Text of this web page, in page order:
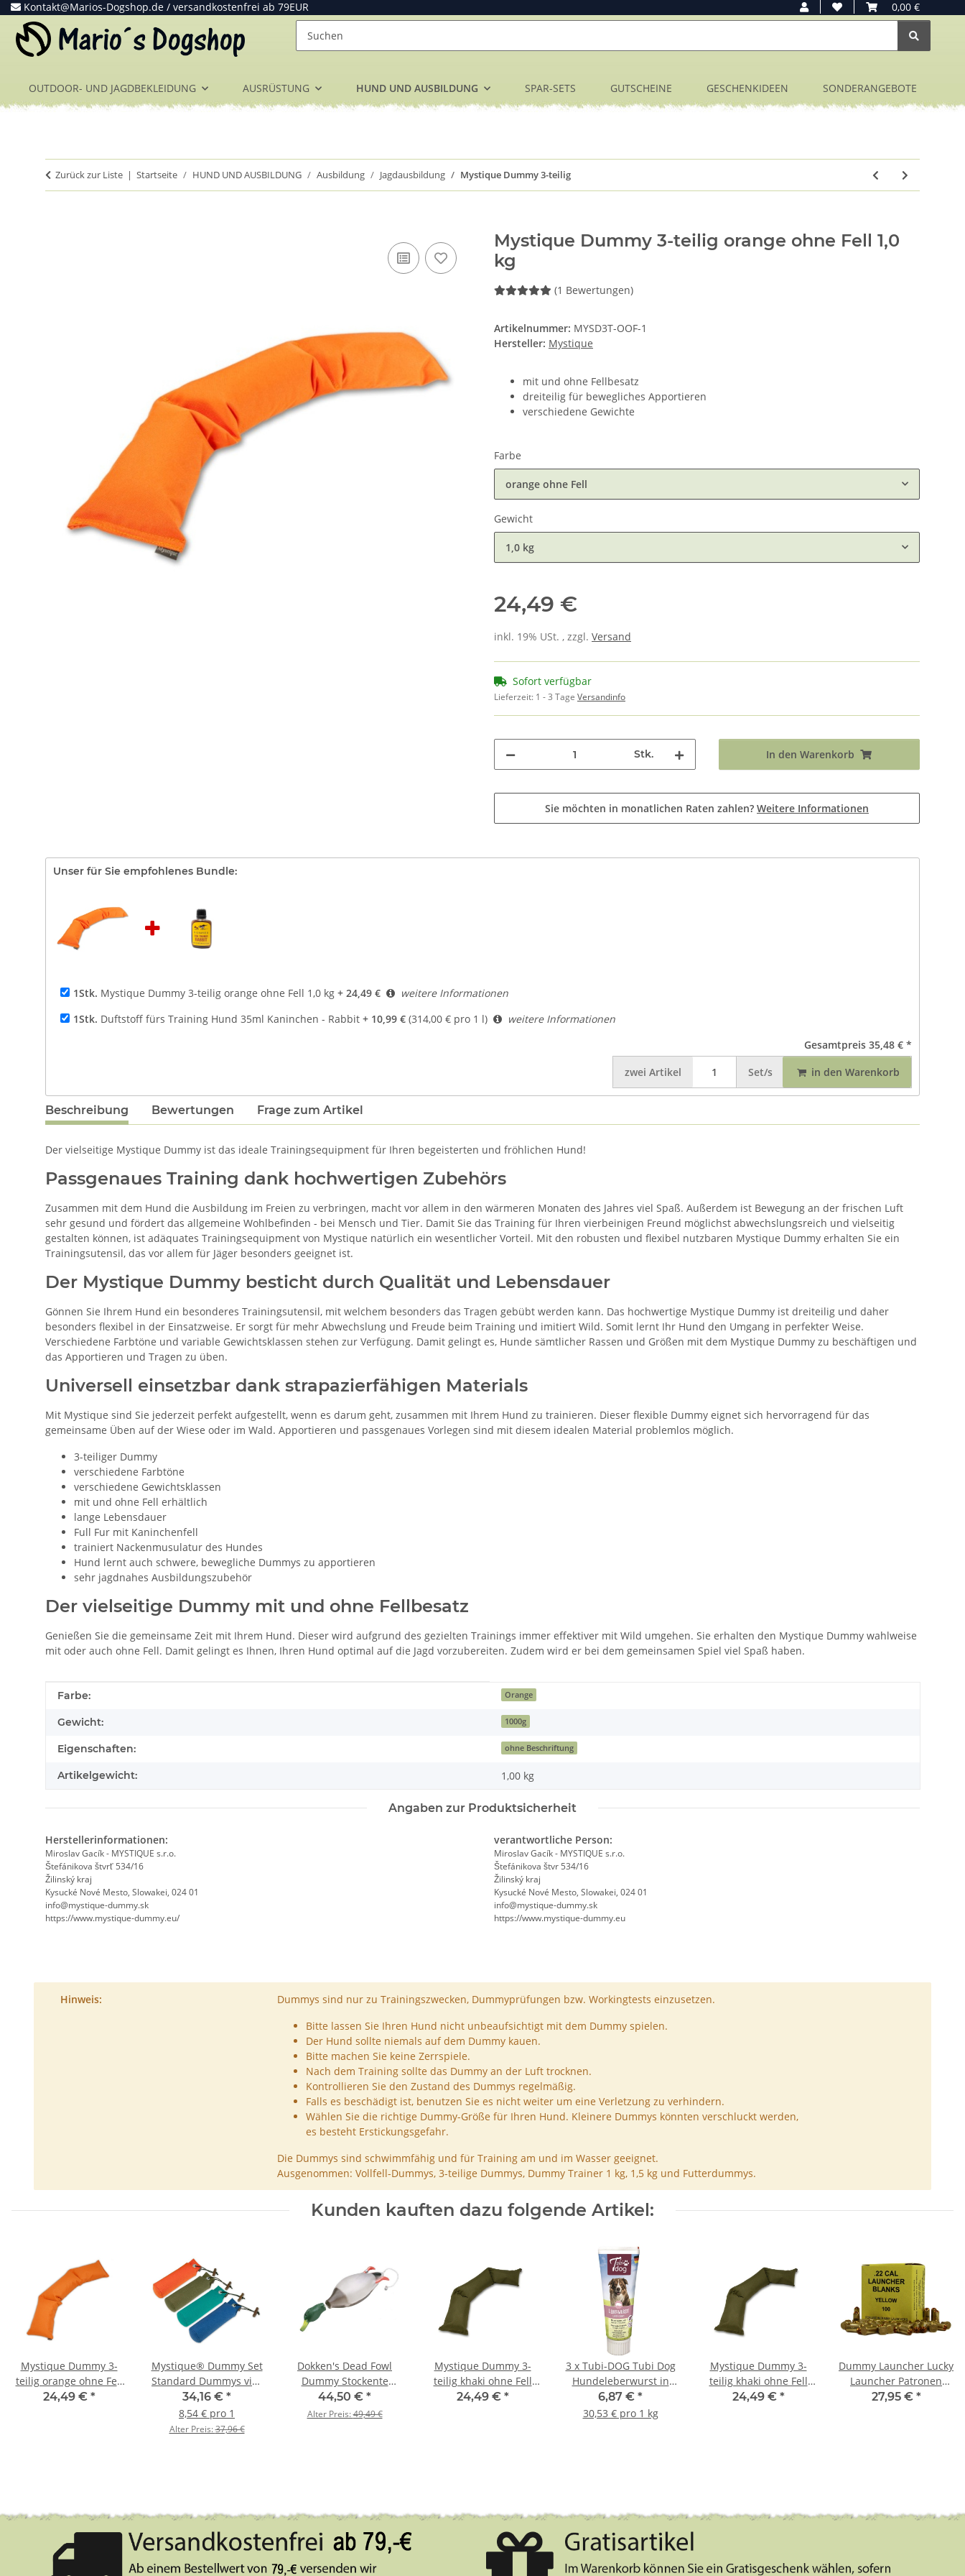
Kontakt@Marios-Dogshop.de / versandkostenfrei ab 79EUR 0,00 €
OUTDOOR- UND JAGDBEKLEIDUNG AUSRÜSTUNG HUND UND AUSBILDUNG SPAR-SETS GUTSCHEINE GESCHENKIDEEN SONDERANGEBOTE
Zurück zur Liste Startseite HUND UND AUSBILDUNG Ausbildung Jagdausbildung Mystique Dummy 3-teilig
Mystique Dummy 3-teilig orange ohne Fell 1,0
kg
(1 Bewertungen)
Artikelnummer: MYSD3T-OOF-1
Hersteller: Mystique
mit und ohne Fellbesatz
dreiteilig für bewegliches Apportieren
verschiedene Gewichte
Farbe
orange ohne Fell
Gewicht
1,0 kg
24,49 €
inkl. 19% USt. , zzgl. Versand
Sofort verfügbar
Lieferzeit: 1 - 3 Tage Versandinfo
Stk. In den Warenkorb
Sie möchten in monatlichen Raten zahlen? Weitere Informationen
Unser für Sie empfohlenes Bundle:
1Stk. Mystique Dummy 3-teilig orange ohne Fell 1,0 kg + 24,49 €
weitere Informationen
1Stk. Duftstoff fürs Training Hund 35ml Kaninchen - Rabbit + 10,99 € (314,00 € pro 1 l)
weitere Informationen
Gesamtpreis 35,48 € *
zwei Artikel Set/s in den Warenkorb
Beschreibung Bewertungen Frage zum Artikel
Der vielseitige Mystique Dummy ist das ideale Trainingsequipment für Ihren begeisterten und fröhlichen Hund!
Passgenaues Training dank hochwertigen Zubehörs
Zusammen mit dem Hund die Ausbildung im Freien zu verbringen, macht vor allem in den wärmeren Monaten des Jahres viel Spaß. Außerdem ist Bewegung an der frischen Luft
sehr gesund und fördert das allgemeine Wohlbefinden - bei Mensch und Tier. Damit Sie das Training für Ihren vierbeinigen Freund möglichst abwechslungsreich und vielseitig
gestalten können, ist adäquates Trainingsequipment von Mystique natürlich ein wesentlicher Vorteil. Mit den robusten und flexibel nutzbaren Mystique Dummy erhalten Sie ein
Trainingsutensil, das vor allem für Jäger besonders geeignet ist.
Der Mystique Dummy besticht durch Qualität und Lebensdauer
Gönnen Sie Ihrem Hund ein besonderes Trainingsutensil, mit welchem besonders das Tragen gebübt werden kann. Das hochwertige Mystique Dummy ist dreiteilig und daher
besonders flexibel in der Einsatzweise. Er sorgt für mehr Abwechslung und Freude beim Training und imitiert Wild. Somit lernt Ihr Hund den Umgang in perfekter Weise.
Verschiedene Farbtöne und variable Gewichtsklassen stehen zur Verfügung. Damit gelingt es, Hunde sämtlicher Rassen und Größen mit dem Mystique Dummy zu beschäftigen und
das Apportieren und Tragen zu üben.
Universell einsetzbar dank strapazierfähigen Materials
Mit Mystique sind Sie jederzeit perfekt aufgestellt, wenn es darum geht, zusammen mit Ihrem Hund zu trainieren. Dieser flexible Dummy eignet sich hervorragend für das
gemeinsame Üben auf der Wiese oder im Wald. Apportieren und passgenaues Vorlegen sind mit diesem idealen Material problemlos möglich.
3-teiliger Dummy
verschiedene Farbtöne
verschiedene Gewichtsklassen
mit und ohne Fell erhältlich
lange Lebensdauer
Full Fur mit Kaninchenfell
trainiert Nackenmusulatur des Hundes
Hund lernt auch schwere, bewegliche Dummys zu apportieren
sehr jagdnahes Ausbildungszubehör
Der vielseitige Dummy mit und ohne Fellbesatz
Genießen Sie die gemeinsame Zeit mit Ihrem Hund. Dieser wird aufgrund des gezielten Trainings immer effektiver mit Wild umgehen. Sie erhalten den Mystique Dummy wahlweise
mit oder auch ohne Fell. Damit gelingt es Ihnen, Ihren Hund optimal auf die Jagd vorzubereiten. Zudem wird er bei dem gemeinsamen Spiel viel Spaß haben.
Produkteigenschaft
Wert
Farbe: Orange
Gewicht: 1000g
Eigenschaften: ohne Beschriftung
Artikelgewicht: 1,00 kg
Angaben zur Produktsicherheit
Herstellerinformationen:
Miroslav Gacík - MYSTIQUE s.r.o.
Štefánikova štvrť 534/16
Žilinský kraj
Kysucké Nové Mesto, Slowakei, 024 01
info@mystique-dummy.sk
https://www.mystique-dummy.eu/
verantwortliche Person:
Miroslav Gacík - MYSTIQUE s.r.o.
Štefánikova štvr 534/16
Žilinský kraj
Kysucké Nové Mesto, Slowakei, 024 01
info@mystique-dummy.sk
https://www.mystique-dummy.eu
Hinweis:
Dummys sind nur zu Trainingszwecken, Dummyprüfungen bzw. Workingtests einzusetzen.
Bitte lassen Sie Ihren Hund nicht unbeaufsichtigt mit dem Dummy spielen.
Der Hund sollte niemals auf dem Dummy kauen.
Bitte machen Sie keine Zerrspiele.
Nach dem Training sollte das Dummy an der Luft trocknen.
Kontrollieren Sie den Zustand des Dummys regelmäßig.
Falls es beschädigt ist, benutzen Sie es nicht weiter um eine Verletzung zu verhindern.
Wählen Sie die richtige Dummy-Größe für Ihren Hund. Kleinere Dummys könnten verschluckt werden,
es besteht Erstickungsgefahr.
Die Dummys sind schwimmfähig und für Training am und im Wasser geeignet.
Ausgenommen: Vollfell-Dummys, 3-teilige Dummys, Dummy Trainer 1 kg, 1,5 kg und Futterdummys.
Kunden kauften dazu folgende Artikel:
Mystique Dummy 3-
teilig orange ohne Fell
2,0kg
24,49 € *
Mystique® Dummy Set
Standard Dummys vier
Farben 4 x 500g 4Stk.
34,16 € *
8,54 € pro 1
Alter Preis:37,96 €
Dokken's Dead Fowl
Dummy Stockente
Entendummy
44,50 € *
Alter Preis:49,49 €
Mystique Dummy 3-
teilig khaki ohne Fell
2,0kg
24,49 € *
3 x Tubi-DOG Tubi Dog
Hundeleberwurst in
der Tube 75g im 3er
Set
6,87 € *
30,53 € pro 1 kg
Mystique Dummy 3-
teilig khaki ohne Fell
2,5kg
24,49 € *
Dummy Launcher Lucky
Launcher Patronen
Gelb
27,95 € *